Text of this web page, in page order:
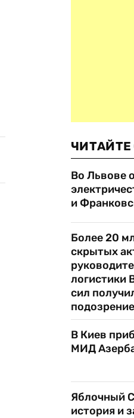
Во Львове
и
Более 20
скрытых
логистики
сил
подозрение
В Киев
МИД
Яблочный
история и